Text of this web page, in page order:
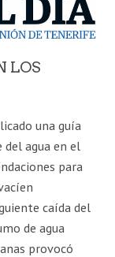
LOS
una guía
agua en el
para
caída del
de agua
provocó